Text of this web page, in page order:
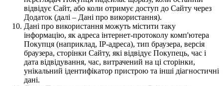
відвідує Сайт, або коли отримує доступ до Сайту через
Додаток (далі – Дані про використання).
Дані про використання можуть містити таку
інформацію, як адреса інтернет-протоколу комп'ютера
Покупця (наприклад, IP-адреса), тип браузера, версія
браузера, сторінки Сайту, які відвідує Покупець, час і
дата відвідування, час, витрачений на ці сторінки,
унікальний ідентифікатор пристрою та інші діагностичні
дані.